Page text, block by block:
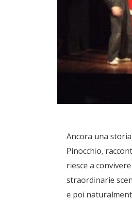
Ancora una
Pinocchio,
riesce a
straordinarie
e poi